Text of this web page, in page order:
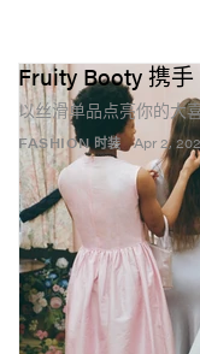
FASHION 时装
Fruity Booty 携手
以丝滑单品点亮你的大
Apr 2,